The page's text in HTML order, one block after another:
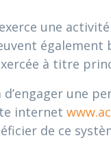
une
à titre
une
internet
de ce